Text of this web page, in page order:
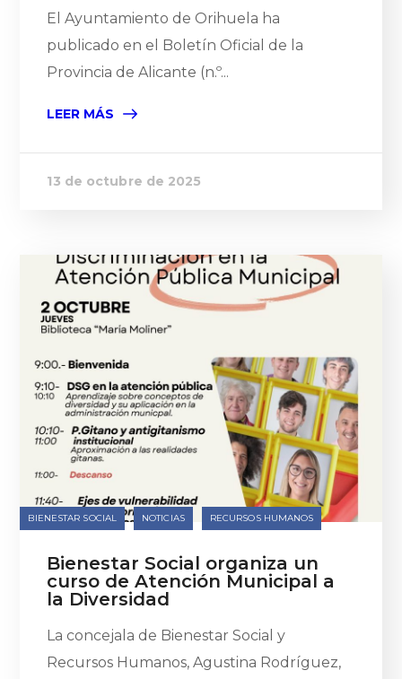
El Ayuntamiento de Orihuela ha
publicado en el Boletín Oficial de la
Provincia de Alicante (n.º...
LEER MÁS
13 de octubre de 2025
BIENESTAR SOCIAL NOTICIAS RECURSOS HUMANOS
Bienestar Social organiza un
curso de Atención Municipal a
la Diversidad
La concejala de Bienestar Social y
Recursos Humanos, Agustina Rodríguez,